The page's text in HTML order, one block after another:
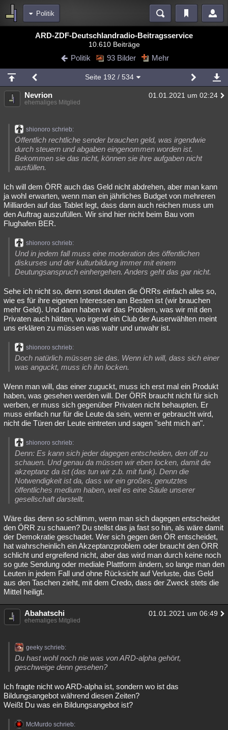
Politik
Blogs Videos
Chat Wiki Neuigkeiten
meine Rubriken
Menschen Mystery Kriminalfälle
Natur Umfragen Unterhaltung
weitere Rubriken
Philosophie
Astronomie Helpdesk Gruppen Gaming Filme
Musik Clash Verbesserungen Allmystery English
Übersichten
Besucht Teilgenommen
Lesenswert Schlüsselwörter
ARD-ZDF-Deutschlandradio-Beitragsservice
10.610 Beiträge
Politik 93 Bilder Mehr
Seite 192 / 534
Nevrion 01.01.2021 um 02:24
ehemaliges Mitglied
shionoro schrieb:
Öffentlich rechtliche sender brauchen geld, was irgendwie
durch steuern und abgaben eingenommen worden ist.
Bekommen sie das nicht, können sie ihre aufgaben nicht
ausfüllen.
Ich will dem ÖRR auch das Geld nicht abdrehen, aber man kann
ja wohl erwarten, wenn man ein jährliches Budget von mehreren
Milliarden auf das Tablet legt, dass dann auch reichen muss um
den Auftrag auszufüllen. Wir sind hier nicht beim Bau vom
Flughafen BER.
shionoro schrieb:
Und in jedem fall muss eine moderation des öffentlichen
diskurses und der kulturbildung immer mit einem
Deutungsanspruch einhergehen. Anders geht das gar nicht.
Sehe ich nicht so, denn sonst deuten die ÖRRs einfach alles so,
wie es für ihre eigenen Interessen am Besten ist (wir brauchen
mehr Geld). Und dann haben wir das Problem, was wir mit den
Privaten auch hätten, wo irgend ein Club der Auserwählten meint
uns erklären zu müssen was wahr und unwahr ist.
shionoro schrieb:
Doch natürlich müssen sie das. Wenn ich will, dass sich einer
was anguckt, muss ich ihn locken.
Wenn man will, das einer zuguckt, muss ich erst mal ein Produkt
haben, was gesehen werden will. Der ÖRR braucht nicht für sich
werben, er muss sich gegenüber Privaten nicht behaupten. Er
muss einfach nur für die Leute da sein, wenn er gebraucht wird,
nicht die Türen der Leute eintreten und sagen "seht mich an".
shionoro schrieb:
Denn: Es kann sich jeder dagegen entscheiden, den öff zu
schauen. Und genau da müssen wir eben locken, damit die
akzeptanz da ist (das tun wir z.b. mit funk). Denn die
Notwendigkeit ist da, dass wir ein großes, genutztes
öffentliches medium haben, weil es eine Säule unserer
gesellschaft darstellt.
Wäre das denn so schlimm, wenn man sich dagegen entscheidet
den ÖRR zu schauen? Du stellst das ja fast so hin, als wäre damit
der Demokratie geschadet. Wer sich gegen den ÖR entscheidet,
hat wahrscheinlich ein Akzeptanzproblem oder braucht den ÖRR
schlicht und ergreifend nicht, aber das wird man durch keine noch
so gute Sendung oder mediale Plattform ändern, so lange man den
Leuten in jedem Fall und ohne Rücksicht auf Verluste, das Geld
aus den Taschen zieht, mit dem Credo, dass der Zweck stets die
Mittel heiligt.
Abahatschi 01.01.2021 um 06:49
ehemaliges Mitglied
geeky schrieb:
Du hast wohl noch nie was von ARD-alpha gehört,
geschweige denn gesehen?
Ich fragte nicht wo ARD-alpha ist, sondern wo ist das
Bildungsangebot während diesen Zeiten?
Weißt Du was ein Bildungsangebot ist?
McMurdo schrieb: